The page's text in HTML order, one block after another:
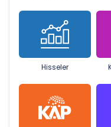
Hisseler